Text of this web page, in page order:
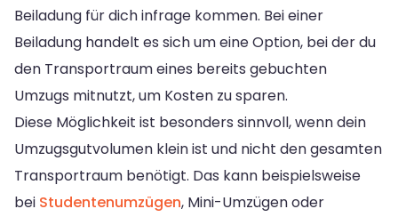
Beiladung für dich infrage kommen. Bei einer
Beiladung handelt es sich um eine Option, bei der du
den Transportraum eines bereits gebuchten
Umzugs mitnutzt, um Kosten zu sparen.
Diese Möglichkeit ist besonders sinnvoll, wenn dein
Umzugsgutvolumen klein ist und nicht den gesamten
Transportraum benötigt. Das kann beispielsweise
bei Studentenumzügen, Mini-Umzügen oder